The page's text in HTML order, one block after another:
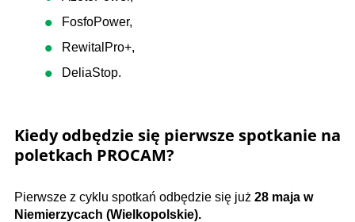
FosfoPower,
RewitalPro+,
DeliaStop.
Kiedy odbędzie się pierwsze spotkanie na
poletkach PROCAM?
Pierwsze z cyklu spotkań odbędzie się już 28 maja w
Niemierzycach (Wielkopolskie).